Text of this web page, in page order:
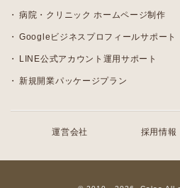
病院・クリニック ホームページ制作
Googleビジネスプロフィールサポート
LINE公式アカウント運用サポート
新規開業パッケージプラン
運営会社 採用情報